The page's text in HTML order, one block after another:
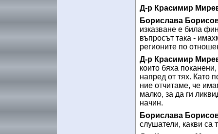
Д-р Красимир
Борислава
изказване е била
въпросът така -
регионите по
Д-р Красимир
които бяха
напред от тях. Като
ние отчитаме, че
малко, за да ги
начин.
Борислава
слушатели, какви са